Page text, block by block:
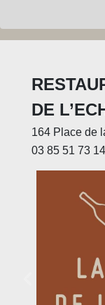
DE
164 Place de
03 85 51 73 14